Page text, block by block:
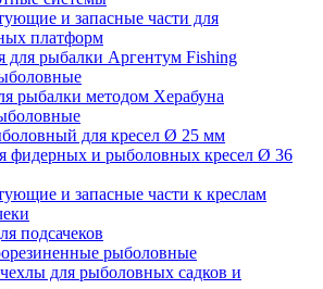
и запасные части для
платформ
для рыбалки Аргентум Fishing
рыбалки методом Херабуна
для кресел Ø 25 мм
фидерных и рыболовных кресел Ø 36
и запасные части к креслам
подсачеков
рыболовные
для рыболовных садков и